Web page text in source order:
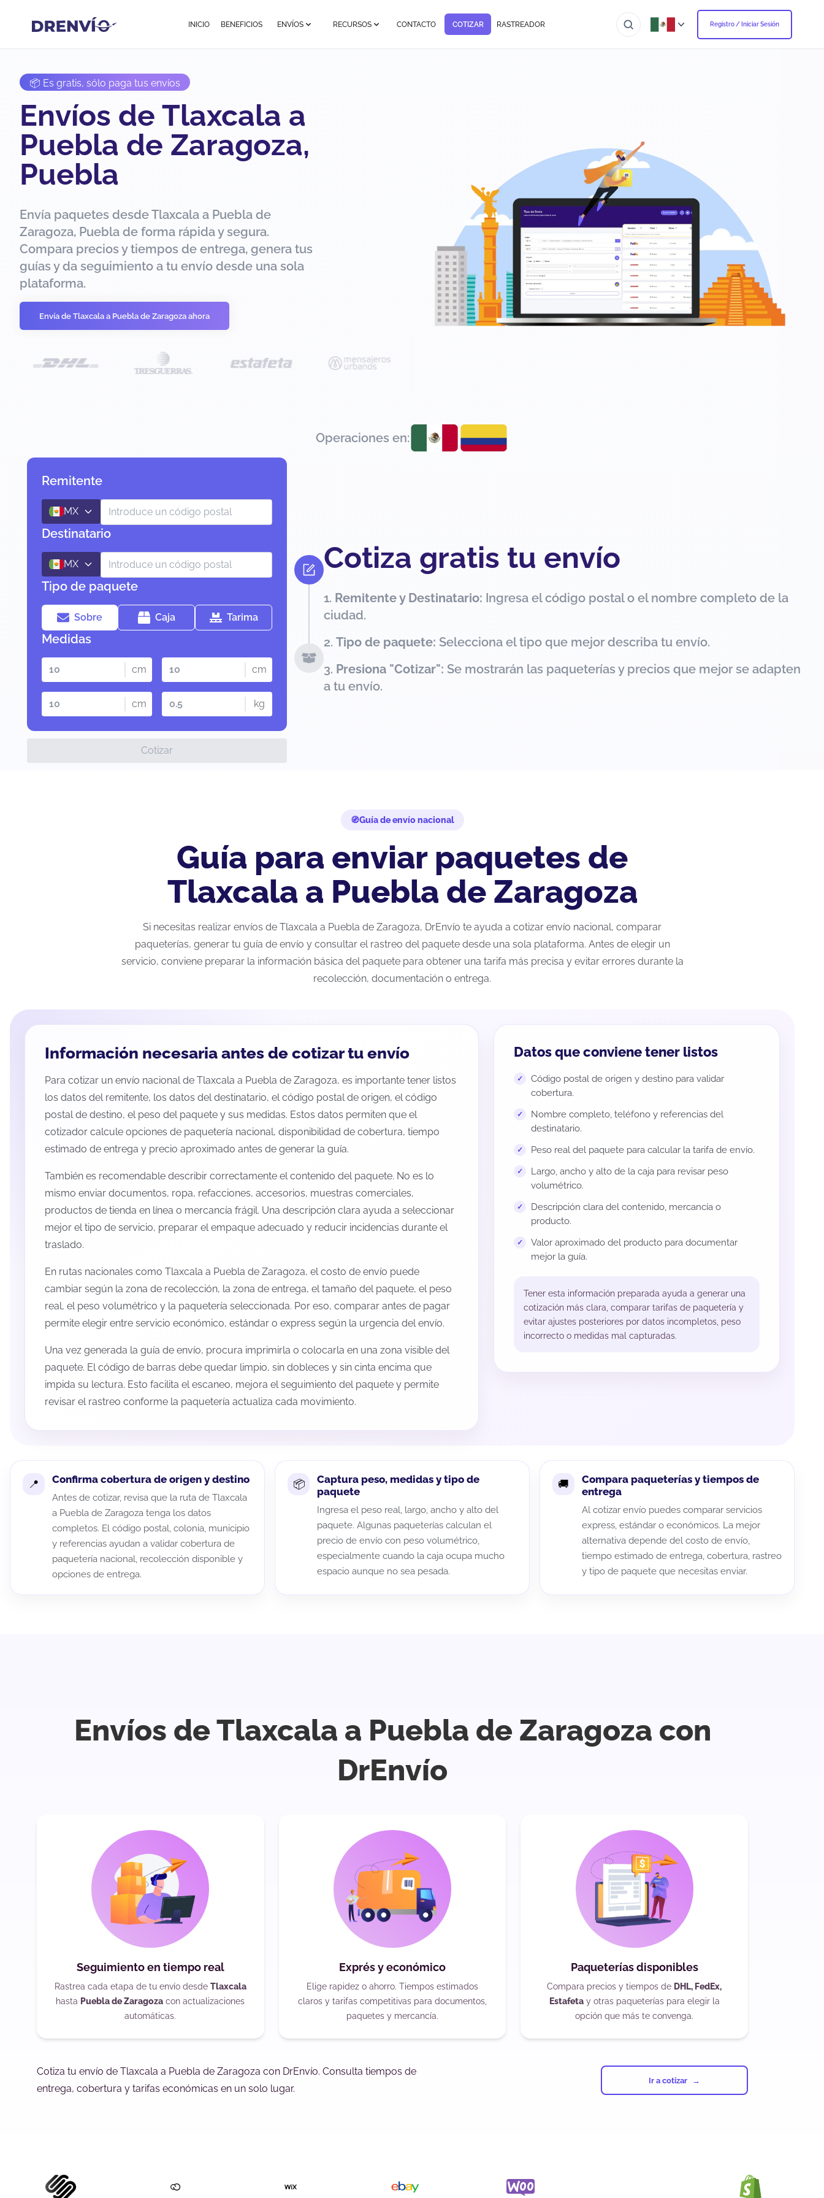
INICIO BENEFICIOS ENVÍOS RECURSOS CONTACTO COTIZAR RASTREADOR Registro / Iniciar Sesión
📦 Es gratis, sólo paga tus envíos
Envíos de Tlaxcala a
Puebla de Zaragoza,
Puebla
Envía paquetes desde Tlaxcala a Puebla de
Zaragoza, Puebla de forma rápida y segura.
Compara precios y tiempos de entrega, genera tus
guías y da seguimiento a tu envío desde una sola
plataforma.
Envía de Tlaxcala a Puebla de Zaragoza ahora
Operaciones en:
Remitente
MX
Destinatario
MX
Tipo de paquete
Sobre Caja Tarima
Medidas
cm cm
cm kg
Cotizar
Cotiza gratis tu envío
Remitente y Destinatario: Ingresa el código postal o el nombre completo de la
ciudad.
Tipo de paquete: Selecciona el tipo que mejor describa tu envío.
Presiona "Cotizar": Se mostrarán las paqueterías y precios que mejor se adapten
a tu envío.
Guía de envío nacional
Guía para enviar paquetes de
Tlaxcala a Puebla de Zaragoza
Si necesitas realizar envíos de Tlaxcala a Puebla de Zaragoza, DrEnvío te ayuda a cotizar envío nacional, comparar
paqueterías, generar tu guía de envío y consultar el rastreo del paquete desde una sola plataforma. Antes de elegir un
servicio, conviene preparar la información básica del paquete para obtener una tarifa más precisa y evitar errores durante la
recolección, documentación o entrega.
Información necesaria antes de cotizar tu envío
Para cotizar un envío nacional de Tlaxcala a Puebla de Zaragoza, es importante tener listos
los datos del remitente, los datos del destinatario, el código postal de origen, el código
postal de destino, el peso del paquete y sus medidas. Estos datos permiten que el
cotizador calcule opciones de paquetería nacional, disponibilidad de cobertura, tiempo
estimado de entrega y precio aproximado antes de generar la guía.
También es recomendable describir correctamente el contenido del paquete. No es lo
mismo enviar documentos, ropa, refacciones, accesorios, muestras comerciales,
productos de tienda en línea o mercancía frágil. Una descripción clara ayuda a seleccionar
mejor el tipo de servicio, preparar el empaque adecuado y reducir incidencias durante el
traslado.
En rutas nacionales como Tlaxcala a Puebla de Zaragoza, el costo de envío puede
cambiar según la zona de recolección, la zona de entrega, el tamaño del paquete, el peso
real, el peso volumétrico y la paquetería seleccionada. Por eso, comparar antes de pagar
permite elegir entre servicio económico, estándar o express según la urgencia del envío.
Una vez generada la guía de envío, procura imprimirla o colocarla en una zona visible del
paquete. El código de barras debe quedar limpio, sin dobleces y sin cinta encima que
impida su lectura. Esto facilita el escaneo, mejora el seguimiento del paquete y permite
revisar el rastreo conforme la paquetería actualiza cada movimiento.
Datos que conviene tener listos
Código postal de origen y destino para validar
cobertura.
Nombre completo, teléfono y referencias del
destinatario.
Peso real del paquete para calcular la tarifa de envío.
Largo, ancho y alto de la caja para revisar peso
volumétrico.
Descripción clara del contenido, mercancía o
producto.
Valor aproximado del producto para documentar
mejor la guía.
Tener esta información preparada ayuda a generar una
cotización más clara, comparar tarifas de paquetería y
evitar ajustes posteriores por datos incompletos, peso
incorrecto o medidas mal capturadas.
Confirma cobertura de origen y destino
Antes de cotizar, revisa que la ruta de Tlaxcala
a Puebla de Zaragoza tenga los datos
completos. El código postal, colonia, municipio
y referencias ayudan a validar cobertura de
paquetería nacional, recolección disponible y
opciones de entrega.
Captura peso, medidas y tipo de
paquete
Ingresa el peso real, largo, ancho y alto del
paquete. Algunas paqueterías calculan el
precio de envío con peso volumétrico,
especialmente cuando la caja ocupa mucho
espacio aunque no sea pesada.
Compara paqueterías y tiempos de
entrega
Al cotizar envío puedes comparar servicios
express, estándar o económicos. La mejor
alternativa depende del costo de envío,
tiempo estimado de entrega, cobertura, rastreo
y tipo de paquete que necesitas enviar.
Envíos de Tlaxcala a Puebla de Zaragoza con
DrEnvío
Seguimiento en tiempo real
Rastrea cada etapa de tu envío desde Tlaxcala
hasta Puebla de Zaragoza con actualizaciones
automáticas.
Exprés y económico
Elige rapidez o ahorro. Tiempos estimados
claros y tarifas competitivas para documentos,
paquetes y mercancía.
Paqueterías disponibles
Compara precios y tiempos de DHL, FedEx,
Estafetay otras paqueterías para elegir la
opción que más te convenga.
Cotiza tu envío de Tlaxcala a Puebla de Zaragoza con DrEnvío. Consulta tiempos de
entrega, cobertura y tarifas económicas en un solo lugar.
Ir a cotizar